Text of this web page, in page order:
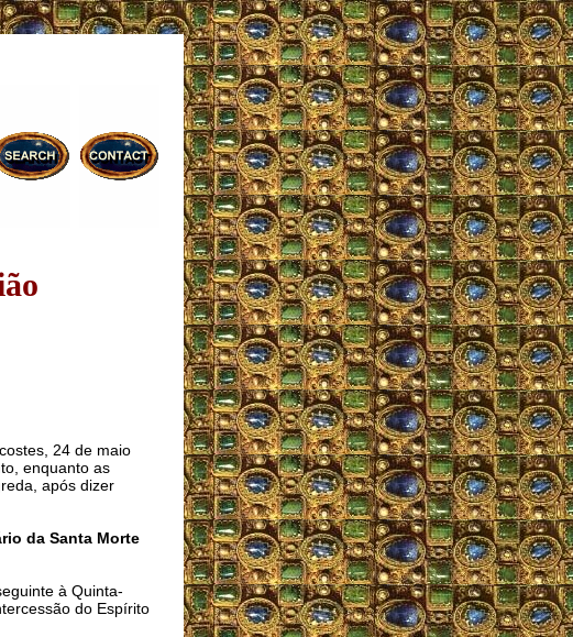
24 de maio
enquanto as
após dizer
da Santa Morte
à Quinta-
do Espírito